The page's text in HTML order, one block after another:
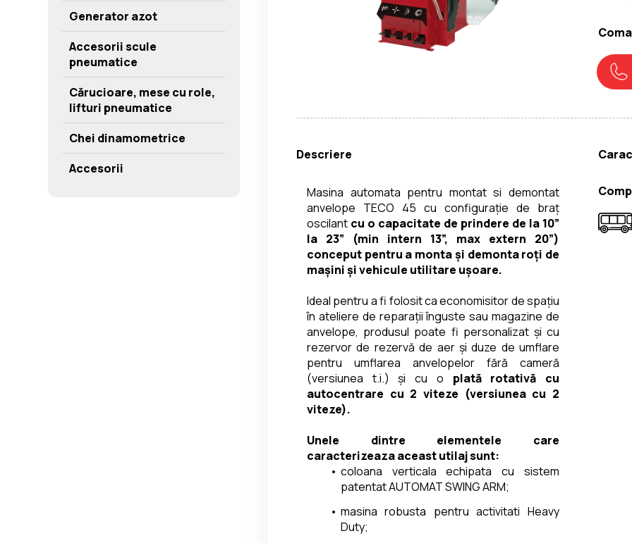
Generator azot
Accesorii scule
pneumatice
Cărucioare, mese cu role,
lifturi pneumatice
Chei dinamometrice
Accesorii
Descriere
Masina automata pentru montat si demontat
anvelope TECO 45 cu configurație de braț
oscilant cu o capacitate de prindere de la 10”
la 23” (min intern 13”, max extern 20”)
conceput pentru a monta și demonta roți de
mașini și vehicule utilitare ușoare.
Ideal pentru a fi folosit ca economisitor de spațiu
în ateliere de reparații înguste sau magazine de
anvelope, produsul poate fi personalizat și cu
rezervor de rezervă de aer și duze de umflare
pentru umflarea anvelopelor fără cameră
(versiunea t.i.) și cu o plată rotativă cu
autocentrare cu 2 viteze (versiunea cu 2
viteze).
Unele dintre elementele care
caracterizeaza aceast utilaj sunt:
coloana verticala echipata cu sistem
patentat AUTOMAT SWING ARM;
masina robusta pentru activitati Heavy
Duty;